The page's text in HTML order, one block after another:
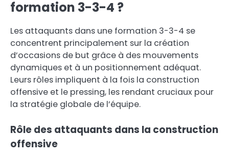
formation 3-3-4 ?
Les attaquants dans une formation 3-3-4 se
concentrent principalement sur la création
d’occasions de but grâce à des mouvements
dynamiques et à un positionnement adéquat.
Leurs rôles impliquent à la fois la construction
offensive et le pressing, les rendant cruciaux pour
la stratégie globale de l’équipe.
Rôle des attaquants dans la construction
offensive